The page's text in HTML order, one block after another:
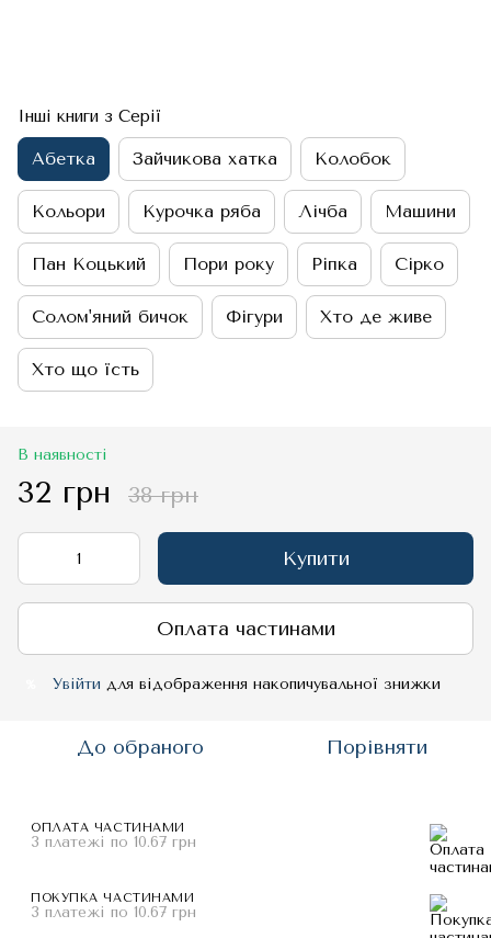
Інші книги з Серії
Абетка Зайчикова хатка Колобок
Кольори Курочка ряба Лічба Машини
Пан Коцький Пори року Ріпка Сірко
Солом'яний бичок Фігури Хто де живе
Хто що їсть
В наявності
32 грн 38 грн
Купити
Оплата частинами
Увійти для відображення накопичувальної знижки
До обраного Порівняти
ОПЛАТА ЧАСТИНАМИ
3 платежі по 10.67 грн
ПОКУПКА ЧАСТИНАМИ
3 платежі по 10.67 грн